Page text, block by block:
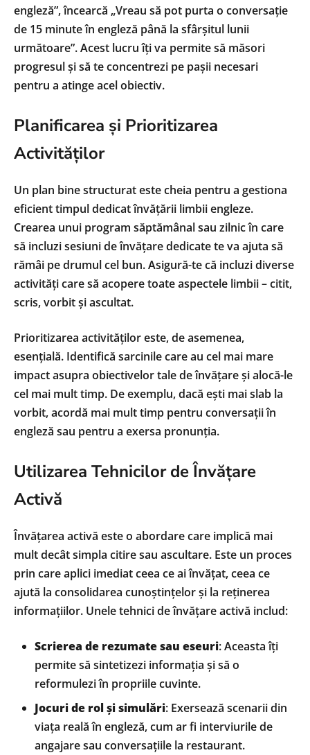
engleză”, încearcă „Vreau să pot purta o conversație
de 15 minute în engleză până la sfârșitul lunii
următoare”. Acest lucru îți va permite să măsori
progresul și să te concentrezi pe pașii necesari
pentru a atinge acel obiectiv.
Planificarea și Prioritizarea
Activităților
Un plan bine structurat este cheia pentru a gestiona
eficient timpul dedicat învățării limbii engleze.
Crearea unui program săptămânal sau zilnic în care
să incluzi sesiuni de învățare dedicate te va ajuta să
rămâi pe drumul cel bun. Asigură-te că incluzi diverse
activități care să acopere toate aspectele limbii – citit,
scris, vorbit și ascultat.
Prioritizarea activităților este, de asemenea,
esențială. Identifică sarcinile care au cel mai mare
impact asupra obiectivelor tale de învățare și alocă-le
cel mai mult timp. De exemplu, dacă ești mai slab la
vorbit, acordă mai mult timp pentru conversații în
engleză sau pentru a exersa pronunția.
Utilizarea Tehnicilor de Învățare
Activă
Învățarea activă este o abordare care implică mai
mult decât simpla citire sau ascultare. Este un proces
prin care aplici imediat ceea ce ai învățat, ceea ce
ajută la consolidarea cunoștințelor și la reținerea
informațiilor. Unele tehnici de învățare activă includ:
Scrierea de rezumate sau eseuri: Aceasta îți
permite să sintetizezi informația și să o
reformulezi în propriile cuvinte.
Jocuri de rol și simulări: Exersează scenarii din
viața reală în engleză, cum ar fi interviurile de
angajare sau conversațiile la restaurant.